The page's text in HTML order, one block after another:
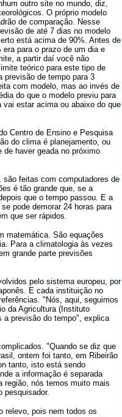
outro site no mundo, diz,
O próprio modelo
de comparação. Nesse
de até 7 dias no modelo
está acima de 90%. Antes de
para o prazo de um dia e
a partir daí você não
teórico para este tipo de
previsão de tempo para 3
com modelo, mas ao invés de
do que o modelo previu para
estar acima ou abaixo do que
Centro de Ensino e Pesquisa
do clima é planejamento, ou
haver geada no próximo
são feitas com computadores de
é tão grande que, se a
que o tempo passou. E a
pode demorar 24 horas para
que ser rápidos.
matemática. São equações
Para a climatologia às vezes
grande parte previsões
pelo sistema europeu, por
E cada instituição no
"Nós, aqui, seguimos
da Agricultura (Instituto
a previsão do tempo", explica
"Quando se diz que
ontem foi tanto, em Ribeirão
tanto, isto está sendo
a informação é separada
região, nós temos muito mais
pesquisador.
relevo, pois nem todos os